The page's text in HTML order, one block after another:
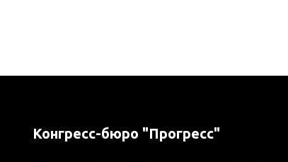
Конгресс-бюро "Прогресс"